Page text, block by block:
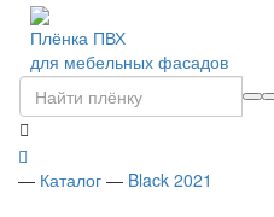
Плёнка ПВХ
для мебельных фасадов
— Каталог — Black 2021